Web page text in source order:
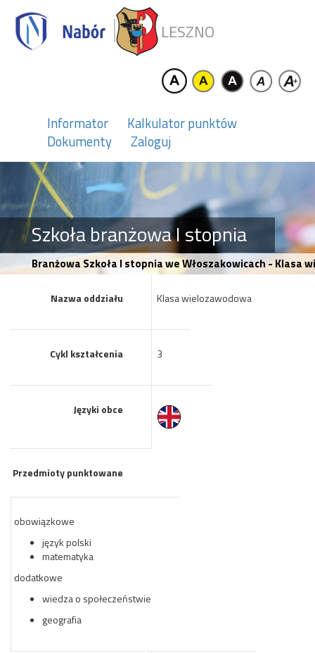
LESZNO
Informator
Kalkulator punktów
Dokumenty
Zaloguj
Szkoła branżowa I stopnia
Branżowa Szkoła I stopnia we Włoszakowicach - Klasa
Nazwa oddziału Klasa wielozawodowa
Cykl kształcenia 3
Języki obce
Przedmioty punktowane
obowiązkowe
język polski
matematyka
dodatkowe
wiedza o społeczeństwie
geografia